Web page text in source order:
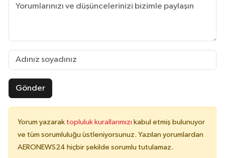
Gönder
Yorum yazarak topluluk kurallarımızı kabul etmiş bulunuyor
ve tüm sorumluluğu üstleniyorsunuz. Yazılan yorumlardan
AERONEWS24 hiçbir şekilde sorumlu tutulamaz.